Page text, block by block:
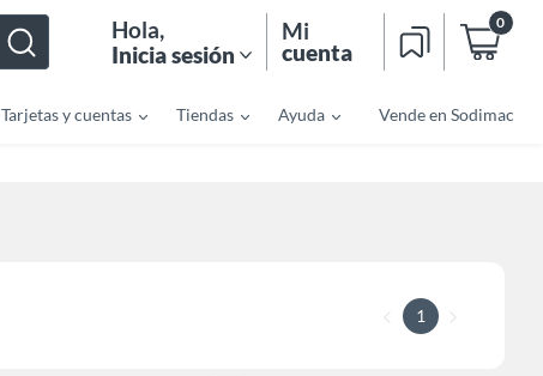
Hola,
Inicia sesión
Mi
cuenta
0
Tarjetas y cuentas Tiendas Ayuda Vende en Sodimac
1